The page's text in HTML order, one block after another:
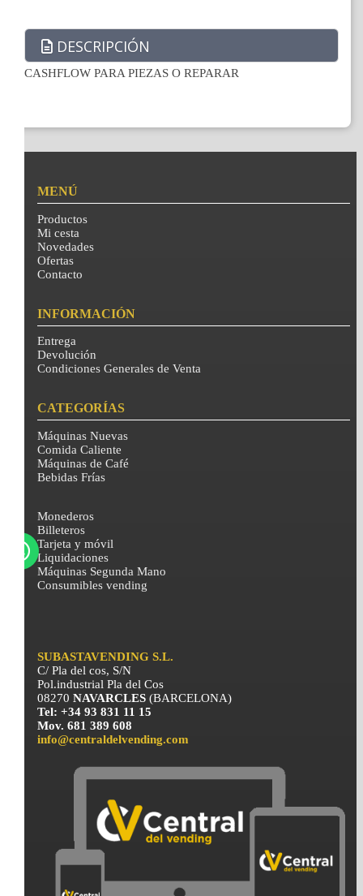
DESCRIPCIÓN
CASHFLOW PARA PIEZAS O REPARAR
MENÚ
Productos
Mi cesta
Novedades
Ofertas
Contacto
INFORMACIÓN
Entrega
Devolución
Condiciones Generales de Venta
CATEGORÍAS
Máquinas Nuevas
Comida Caliente
Máquinas de Café
Bebidas Frías
Monederos
Billeteros
Tarjeta y móvil
Liquidaciones
Máquinas Segunda Mano
Consumibles vending
SUBASTAVENDING S.L.
C/ Pla del cos, S/N
Pol.industrial Pla del Cos
08270NAVARCLES(BARCELONA)
Tel: +34 93 831 11 15
Mov. 681 389 608
info@centraldelvending.com